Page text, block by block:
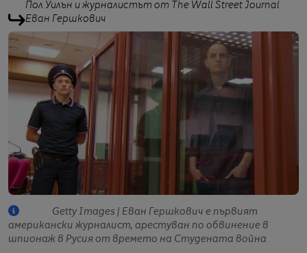
Пол Уилън и журналистът от The Wall Street Journal
Еван Гершкович
Getty Images | Еван Гершкович е първият
американски журналист, арестуван по обвинение в
шпионаж в Русия от времето на Студената война